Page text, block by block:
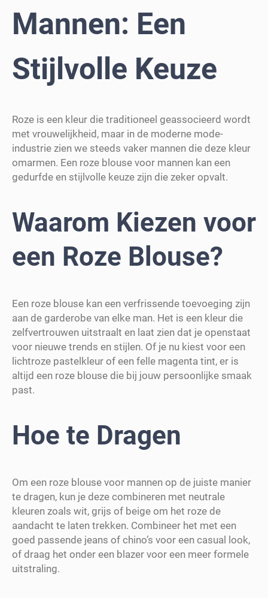
Mannen: Een
Stijlvolle Keuze
Roze is een kleur die traditioneel geassocieerd wordt
met vrouwelijkheid, maar in de moderne mode-
industrie zien we steeds vaker mannen die deze kleur
omarmen. Een roze blouse voor mannen kan een
gedurfde en stijlvolle keuze zijn die zeker opvalt.
Waarom Kiezen voor
een Roze Blouse?
Een roze blouse kan een verfrissende toevoeging zijn
aan de garderobe van elke man. Het is een kleur die
zelfvertrouwen uitstraalt en laat zien dat je openstaat
voor nieuwe trends en stijlen. Of je nu kiest voor een
lichtroze pastelkleur of een felle magenta tint, er is
altijd een roze blouse die bij jouw persoonlijke smaak
past.
Hoe te Dragen
Om een roze blouse voor mannen op de juiste manier
te dragen, kun je deze combineren met neutrale
kleuren zoals wit, grijs of beige om het roze de
aandacht te laten trekken. Combineer het met een
goed passende jeans of chino’s voor een casual look,
of draag het onder een blazer voor een meer formele
uitstraling.